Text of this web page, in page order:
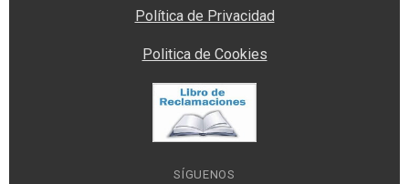
Política de Privacidad
Politica de Cookies
SÍGUENOS